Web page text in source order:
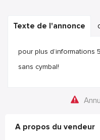
Texte de l'annonce
pour plus d’informations
sans cymbal!
A propos du vendeur